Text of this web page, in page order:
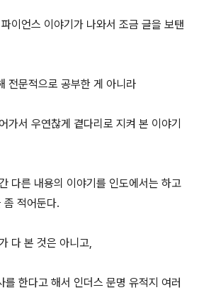
이언스 이야기가 나와서 조금 글을 보탠
전문적으로 공부한 게 아니라
가서 우연찮게 곁다리로 지켜 본 이야기
다른 내용의 이야기를 인도에서는 하고
좀 적어둔다.
다 본 것은 아니고,
를 한다고 해서 인더스 문명 유적지 여러